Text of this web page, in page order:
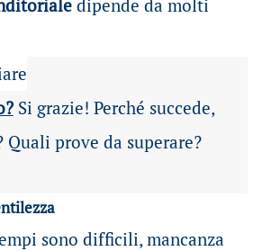
dipende da molti
Si grazie! Perché succede,
Quali prove da superare?
sono difficili, mancanza